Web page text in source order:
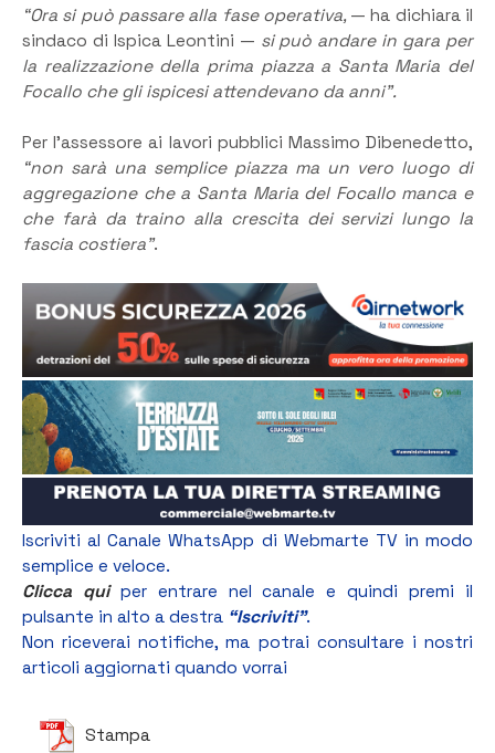
“Ora si può passare alla fase operativa, — ha dichiara il
sindaco di Ispica Leontini — si può andare in gara per
la realizzazione della prima piazza a Santa Maria del
Focallo che gli ispicesi attendevano da anni”.
Per l’assessore ai lavori pubblici Massimo Dibenedetto,
“non sarà una semplice piazza ma un vero luogo di
aggregazione che a Santa Maria del Focallo manca e
che farà da traino alla crescita dei servizi lungo la
fascia costiera”.
Iscriviti al Canale WhatsApp di Webmarte TV in modo
semplice e veloce.
Clicca quiper entrare nel canale e quindi premi il
pulsante in alto a destra “Iscriviti”.
Non riceverai notifiche, ma potrai consultare i nostri
articoli aggiornati quando vorrai
Stampa